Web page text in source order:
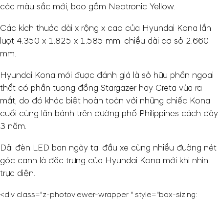
các màu sắc mới, bao gồm Neotronic Yellow.
Các kích thước dài x rộng x cao của Hyundai Kona lần
lượt 4.350 x 1.825 x 1.585 mm, chiều dài cơ sở 2.660
mm.
Hyundai Kona mới được đánh giá là sở hữu phần ngoại
thất có phần tương đồng Stargazer hay Creta vừa ra
mắt, do đó khác biệt hoàn toàn với những chiếc Kona
cuối cùng lăn bánh trên đường phố Philippines cách đây
3 năm.
Dải đèn LED ban ngày tại đầu xe cùng nhiều đường nét
góc cạnh là đặc trưng của Hyundai Kona mới khi nhìn
trực diện.
<div class="z-photoviewer-wrapper " style="box-sizing: